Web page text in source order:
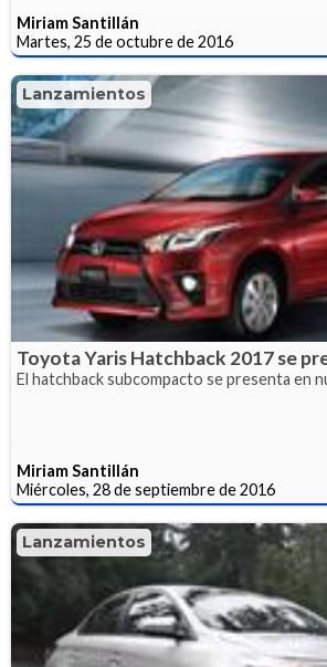
Miriam Santillán
Martes, 25 de octubre de 2016
Lanzamientos
Toyota Yaris Hatchback 2017 se
El hatchback subcompacto se presenta en
Miriam Santillán
Miércoles, 28 de septiembre de 2016
Lanzamientos